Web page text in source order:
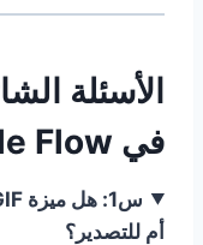
في Google Flow
أم للتصدير؟